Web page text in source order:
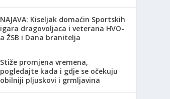
NAJAVA: Kiseljak domaćin Sportskih
igara dragovoljaca i veterana HVO-
a ŽSB i Dana branitelja
Stiže promjena vremena,
pogledajte kada i gdje se očekuju
obilniji pljuskovi i grmljavina